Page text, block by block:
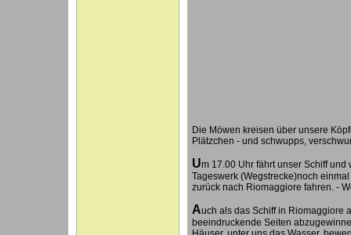
Die Möwen kreisen über unsere
Plätzchen - und schwupps,
Um 17.00 Uhr fährt unser Schiff
Tageswerk (Wegstrecke)noch
zurück nach Riomaggiore fahren. -
Auch als das Schiff in Riomaggiore
beeindruckende Seiten